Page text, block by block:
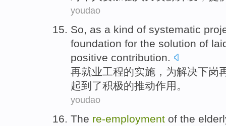
youdao
So, as a kind of systematic
foundation for the solution of
positive contribution.
再就业工程的实施， 为解决下岗
起到 了积极的推动作用。
youdao
The re-employment of the